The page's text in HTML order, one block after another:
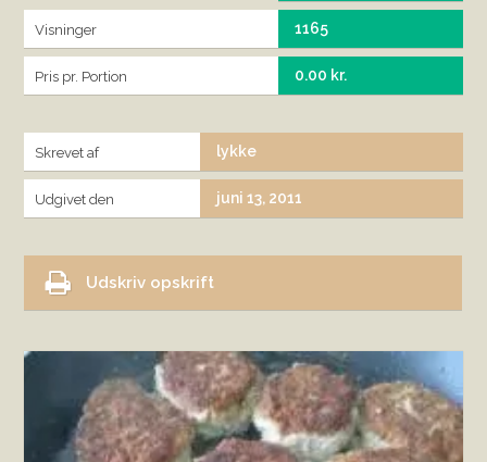
Visninger 1165
Pris pr. Portion 0.00 kr.
Skrevet af lykke
Udgivet den juni 13, 2011
Udskriv opskrift